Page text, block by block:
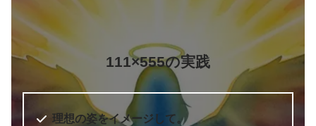
111×555の実践
理想の姿をイメージして。